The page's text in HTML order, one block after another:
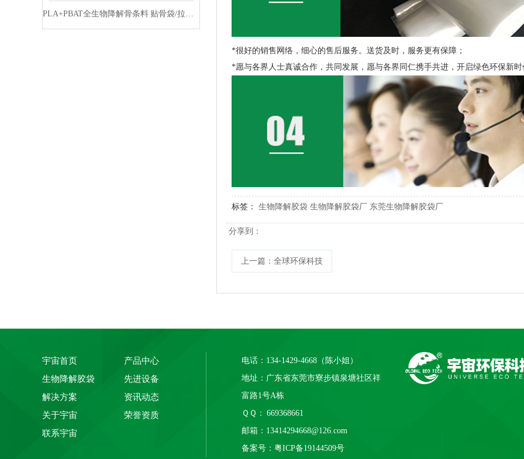
*很好的销售网络，细心的售后服务。送货及时，服务更有保障；
*愿与各界人士真诚合作，共同发展，愿与各界同仁携手共进，开启绿色环保新时
标签： 生物降解胶袋 生物降解胶袋厂 东莞生物降解胶袋厂
分享到：
上一篇 ：全球环保科技
宇宙首页
产品中心
生物降解胶袋
先进设备
解决方案
资讯动态
关于宇宙
荣誉资质
联系宇宙
电话：134-1429-4668（陈小姐）
地址：广东省东莞市寮步镇泉塘社区祥
富路1号A栋
ＱＱ： 669368661
邮箱：13414294668@126.com
备案号： 粤ICP备19144509号